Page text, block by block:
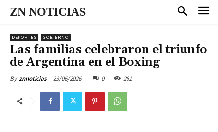
ZN NOTICIAS
DEPORTES GOBIERNO
Las familias celebraron el triunfo
de Argentina en el Boxing
By znnoticias 23/06/2026 0 261